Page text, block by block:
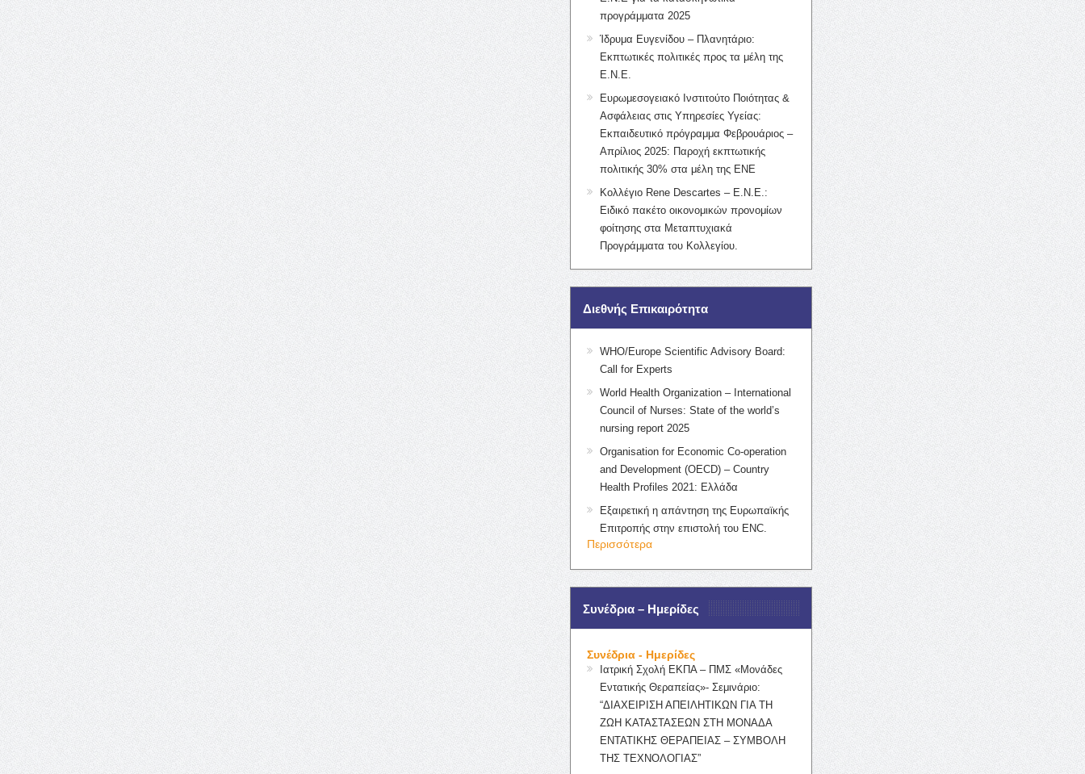
προγράμματα 2025
Ίδρυμα Ευγενίδου – Πλανητάριο:
Εκπτωτικές πολιτικές προς τα μέλη της
Ε.Ν.Ε.
Ευρωμεσογειακό Ινστιτούτο Ποιότητας &
Ασφάλειας στις Υπηρεσίες Υγείας:
Εκπαιδευτικό πρόγραμμα Φεβρουάριος –
Απρίλιος 2025: Παροχή εκπτωτικής
πολιτικής 30% στα μέλη της ΕΝΕ
Κολλέγιο Rene Descartes – Ε.Ν.Ε.:
Ειδικό πακέτο οικονομικών προνομίων
φοίτησης στα Μεταπτυχιακά
Προγράμματα του Κολλεγίου.
Διεθνής Επικαιρότητα
WHO/Europe Scientific Advisory Board:
Call for Experts
World Health Organization – International
Council of Nurses: State of the world’s
nursing report 2025
Organisation for Economic Co-operation
and Development (OECD) – Country
Health Profiles 2021: Ελλάδα
Εξαιρετική η απάντηση της Ευρωπαϊκής
Επιτροπής στην επιστολή του ENC.
Περισσότερα
Συνέδρια – Ημερίδες
Συνέδρια - Ημερίδες
Ιατρική Σχολή ΕΚΠΑ – ΠΜΣ «Μονάδες
Εντατικής Θεραπείας»- Σεμινάριο:
“ΔΙΑΧΕΙΡΙΣΗ ΑΠΕΙΛΗΤΙΚΩΝ ΓΙΑ ΤΗ
ΖΩΗ ΚΑΤΑΣΤΑΣΕΩΝ ΣΤΗ ΜΟΝΑΔΑ
ΕΝΤΑΤΙΚΗΣ ΘΕΡΑΠΕΙΑΣ – ΣΥΜΒΟΛΗ
ΤΗΣ ΤΕΧΝΟΛΟΓΙΑΣ”